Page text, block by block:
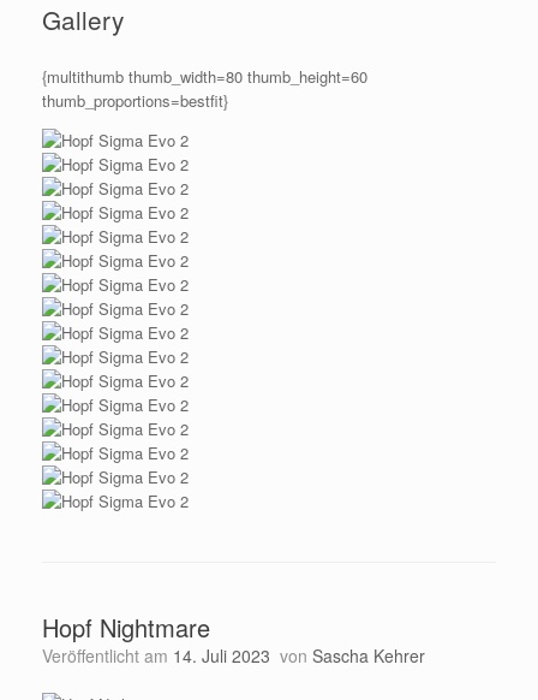
Gallery
{multithumb thumb_width=80 thumb_height=60
thumb_proportions=bestfit}
Hopf Nightmare
Veröffentlicht am 14. Juli 2023 von Sascha Kehrer